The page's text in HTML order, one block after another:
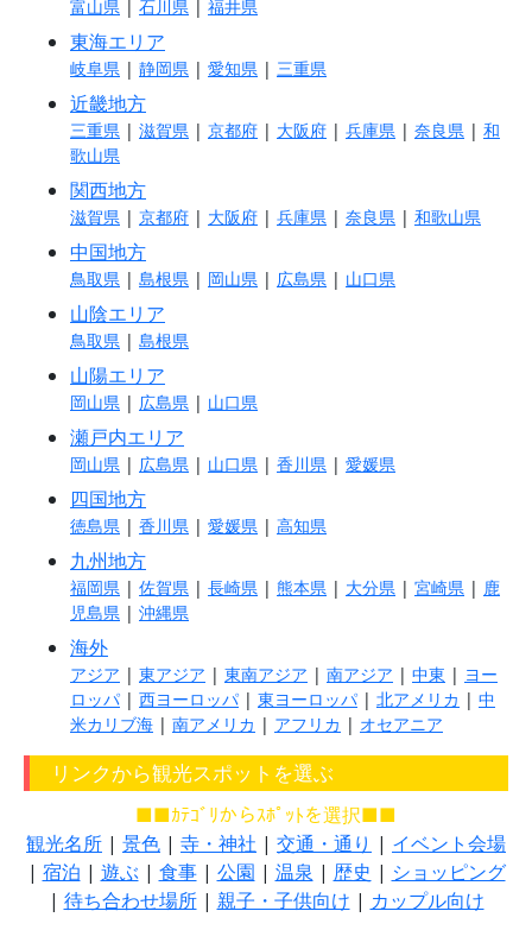
富山県 石川県 福井県
東海エリア
岐阜県 | 静岡県 | 愛知県 | 三重県
近畿地方
三重県 | 滋賀県 | 京都府 | 大阪府 | 兵庫県 | 奈良県 | 和
歌山県
関西地方
滋賀県 | 京都府 | 大阪府 | 兵庫県 | 奈良県 | 和歌山県
中国地方
鳥取県 | 島根県 | 岡山県 | 広島県 | 山口県
山陰エリア
鳥取県 | 島根県
山陽エリア
岡山県 | 広島県 | 山口県
瀬戸内エリア
岡山県 | 広島県 | 山口県 | 香川県 | 愛媛県
四国地方
徳島県 | 香川県 | 愛媛県 | 高知県
九州地方
福岡県 | 佐賀県 | 長崎県 | 熊本県 | 大分県 | 宮崎県 | 鹿
児島県 | 沖縄県
海外
アジア | 東アジア | 東南アジア | 南アジア | 中東 | ヨー
ロッパ | 西ヨーロッパ | 東ヨーロッパ | 北アメリカ | 中
米カリブ海 | 南アメリカ | アフリカ | オセアニア
リンクから観光スポットを選ぶ
■■ｶﾃｺﾞﾘからｽﾎﾟｯﾄを選択■■
観光名所 | 景色 | 寺・神社 | 交通・通り | イベント会場
| 宿泊 | 遊ぶ| 食事| 公園 | 温泉 | 歴史 | ショッピング
| 待ち合わせ場所| 親子・子供向け | カップル向け